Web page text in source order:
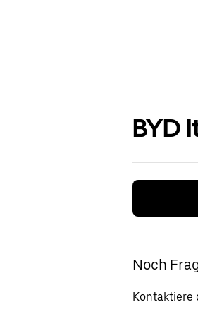
BYD
Noch
Kontaktiere